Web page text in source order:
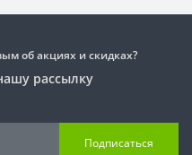
об акциях и скидках?
рассылку
Подписаться